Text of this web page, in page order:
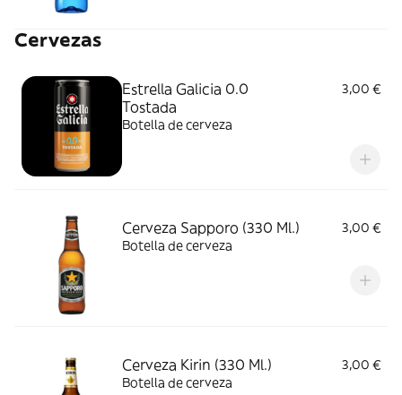
Cervezas
Estrella Galicia 0.0
Tostada
3,00 €
Botella de cerveza
Cerveza Sapporo (330 Ml.)
3,00 €
Botella de cerveza
Cerveza Kirin (330 Ml.)
3,00 €
Botella de cerveza